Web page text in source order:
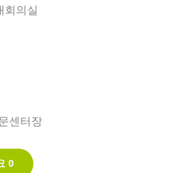
회의실
센터장
0